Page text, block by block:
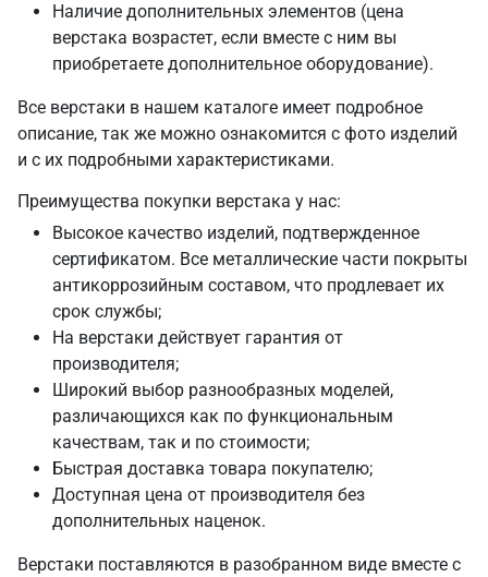
Наличие дополнительных элементов (цена
верстака возрастет, если вместе с ним вы
приобретаете дополнительное оборудование).
Все верстаки в нашем каталоге имеет подробное
описание, так же можно ознакомится с фото изделий
и с их подробными характеристиками.
Преимущества покупки верстака у нас:
Высокое качество изделий, подтвержденное
сертификатом. Все металлические части покрыты
антикоррозийным составом, что продлевает их
срок службы;
На верстаки действует гарантия от
производителя;
Широкий выбор разнообразных моделей,
различающихся как по функциональным
качествам, так и по стоимости;
Быстрая доставка товара покупателю;
Доступная цена от производителя без
дополнительных наценок.
Верстаки поставляются в разобранном виде вместе с